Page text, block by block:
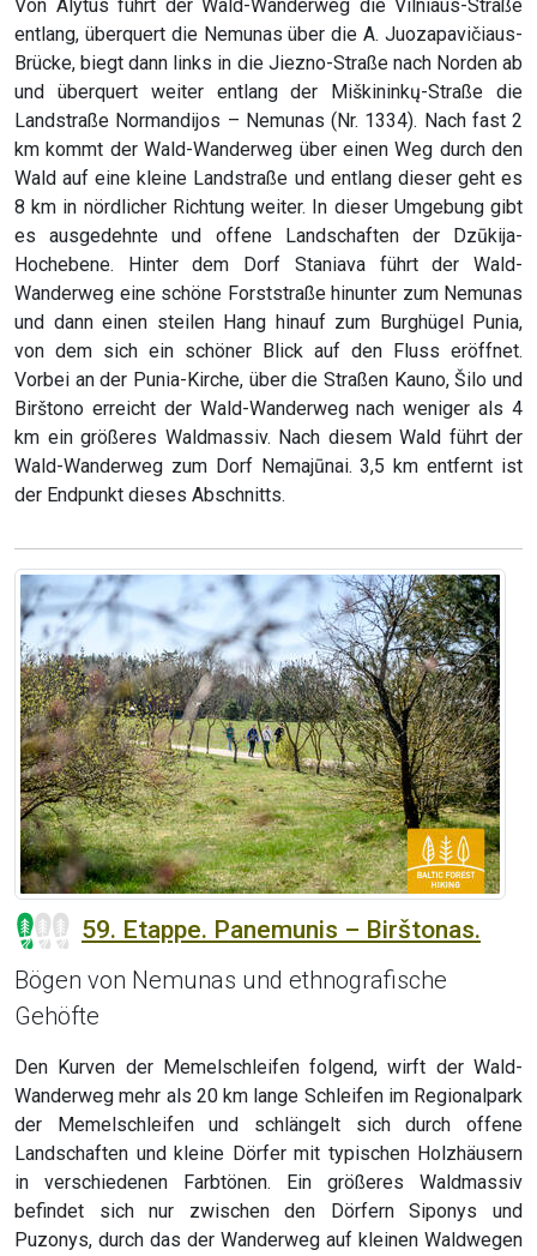
Von Alytus führt der Wald-Wanderweg die Vilniaus-Straße
entlang, überquert die Nemunas über die A. Juozapavičiaus-
Brücke, biegt dann links in die Jiezno-Straße nach Norden ab
und überquert weiter entlang der Miškininkų-Straße die
Landstraße Normandijos – Nemunas (Nr. 1334). Nach fast 2
km kommt der Wald-Wanderweg über einen Weg durch den
Wald auf eine kleine Landstraße und entlang dieser geht es
8 km in nördlicher Richtung weiter. In dieser Umgebung gibt
es ausgedehnte und offene Landschaften der Dzūkija-
Hochebene. Hinter dem Dorf Staniava führt der Wald-
Wanderweg eine schöne Forststraße hinunter zum Nemunas
und dann einen steilen Hang hinauf zum Burghügel Punia,
von dem sich ein schöner Blick auf den Fluss eröffnet.
Vorbei an der Punia-Kirche, über die Straßen Kauno, Šilo und
Birštono erreicht der Wald-Wanderweg nach weniger als 4
km ein größeres Waldmassiv. Nach diesem Wald führt der
Wald-Wanderweg zum Dorf Nemajūnai. 3,5 km entfernt ist
der Endpunkt dieses Abschnitts.
59. Etappe. Panemunis – Birštonas.
Bögen von Nemunas und ethnografische
Gehöfte
Den Kurven der Memelschleifen folgend, wirft der Wald-
Wanderweg mehr als 20 km lange Schleifen im Regionalpark
der Memelschleifen und schlängelt sich durch offene
Landschaften und kleine Dörfer mit typischen Holzhäusern
in verschiedenen Farbtönen. Ein größeres Waldmassiv
befindet sich nur zwischen den Dörfern Siponys und
Puzonys, durch das der Wanderweg auf kleinen Waldwegen